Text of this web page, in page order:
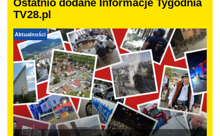
Ostatnio dodane Informacje Tygodnia
TV28.pl
Aktualności